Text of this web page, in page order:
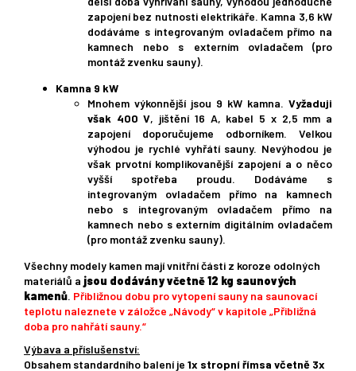
zapojení bez nutnosti elektrikáře. Kamna 3,6 kW
dodáváme s integrovaným ovladačem přímo na
kamnech nebo s externím ovladačem (pro
montáž zvenku sauny).
Kamna 9 kW
Mnohem výkonnější jsou 9 kW kamna. Vyžaduji
však 400 V, jištění 16 A, kabel 5 x 2,5 mm a
zapojení doporučujeme odborníkem. Velkou
výhodou je rychlé vyhřátí sauny. Nevýhodou je
však prvotní komplikovanější zapojení a o něco
vyšší spotřeba proudu. Dodáváme s
integrovaným ovladačem přímo na kamnech
nebo s integrovaným ovladačem přímo na
kamnech nebo s externím digitálním ovladačem
(pro montáž zvenku sauny).
Všechny modely kamen mají vnitřní části z koroze odolných
materiálů a jsou dodávány včetně 12 kg saunových
kamenů. Přibližnou dobu pro vytopení sauny na saunovací
teplotu naleznete v záložce „Návody“ v kapitole „Přibližná
doba pro nahřátí sauny.“
Výbava a příslušenství:
Obsahem standardního balení je 1x stropní římsa včetně 3x